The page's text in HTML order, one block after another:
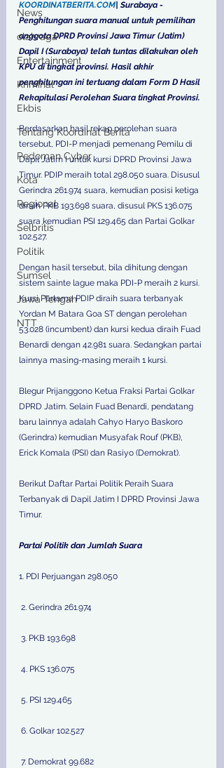
News
olahraga
Entertainment
Kriminal
Ekbis
Tentang Koordinat Berita
Pedoman Cyber
Kota
Regional
Selbritis
Politik
Sumsel
Jawa Tengah
NTT
KOORDINATBERITA.COM | Surabaya -
Penghitungan suara manual untuk pemilihan
anggota DPRD Provinsi Jawa Timur (Jatim)
Dapil I (Surabaya) telah tuntas dilakukan oleh
KPU di tingkat provinsi. Hasil akhir
penghitungan ini tertuang dalam Form D Hasil
Rekapitulasi Perolehan Suara tingkat Provinsi.
Berdasarkan hasil rekap perolehan suara
tersebut, PDI-P menjadi pemenang Pemilu di
Dapil Jatim I untuk kursi DPRD Provinsi Jawa
Timur. PDIP meraih total 298.050 suara. Disusul
Gerindra 261.974 suara, kemudian posisi ketiga
diraih PKB 193.698 suara, disusul PKS 136.075
suara kemudian PSI 129.465 dan Partai Golkar
102.527.
Dengan hasil tersebut, bila dihitung dengan
sistem sainte lague maka PDI-P meraih 2 kursi.
Kursi Pertama PDIP diraih suara terbanyak
Yordan M Batara Goa ST dengan perolehan
53.028 (incumbent) dan kursi kedua diraih Fuad
Benardi dengan 42.981 suara. Sedangkan partai
lainnya masing-masing meraih 1 kursi.
Blegur Prijanggono Ketua Fraksi Partai Golkar
DPRD Jatim. Selain Fuad Benardi, pendatang
baru lainnya adalah Cahyo Haryo Baskoro
(Gerindra) kemudian Musyafak Rouf (PKB),
Erick Komala (PSI) dan Rasiyo (Demokrat).
Berikut Daftar Partai Politik Peraih Suara
Terbanyak di Dapil Jatim I DPRD Provinsi Jawa
Timur.
Partai Politik dan Jumlah Suara
1. PDI Perjuangan 298.050
2. Gerindra 261.974
3. PKB 193.698
4. PKS 136.075
5. PSI 129.465
6. Golkar 102.527
7. Demokrat 99.682